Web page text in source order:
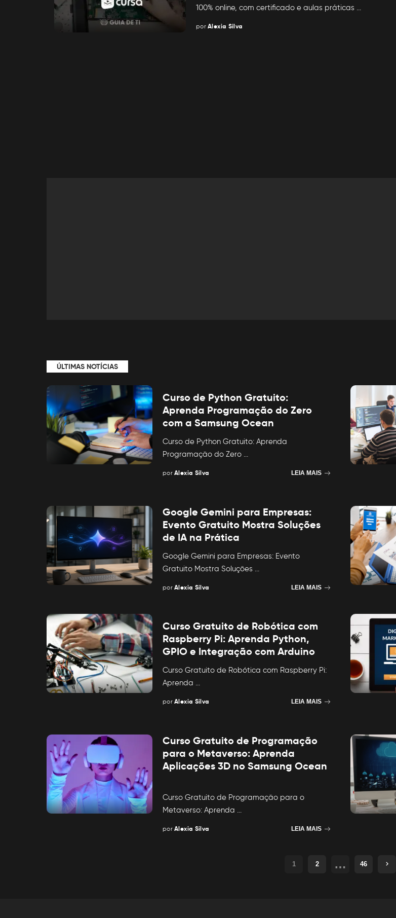
100% online, com certificado e aulas práticas
Posted
por Alexia Silva
ÚLTIMAS NOTÍCIAS
Curso de Python Gratuito:
Aprenda Programação do Zero
com a Samsung Ocean
Curso de Python Gratuito: Aprenda
Programação do Zero ...
Posted
por Alexia Silva LEIA MAIS
Google Gemini para Empresas:
Evento Gratuito Mostra Soluções
de IA na Prática
Google Gemini para Empresas: Evento
Gratuito Mostra Soluções ...
Posted
por Alexia Silva LEIA MAIS
Curso Gratuito de Robótica com
Raspberry Pi: Aprenda Python,
GPIO e Integração com Arduino
Curso Gratuito de Robótica com Raspberry Pi:
Aprenda ...
Posted
por Alexia Silva LEIA MAIS
Curso Gratuito de Programação
para o Metaverso: Aprenda
Aplicações 3D no Samsung Ocean
Curso Gratuito de Programação para o
Metaverso: Aprenda ...
Posted
por Alexia Silva LEIA MAIS
1 2 … 46